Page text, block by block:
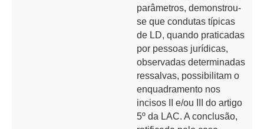
parâmetros, demonstrou-
se que condutas típicas
de LD, quando praticadas
por pessoas jurídicas,
observadas determinadas
ressalvas, possibilitam o
enquadramento nos
incisos II e/ou III do artigo
5º da LAC. A conclusão,